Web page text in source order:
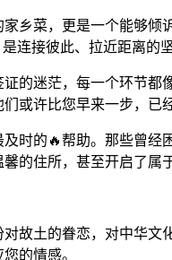
乡菜，更是一个能够
连接彼此、拉近距离的坚
的迷茫，每一个环节
或许比您早来一步，已
时的🔥帮助。那些曾
的住所，甚至开启了属
故土的眷恋，对中华
的情感。